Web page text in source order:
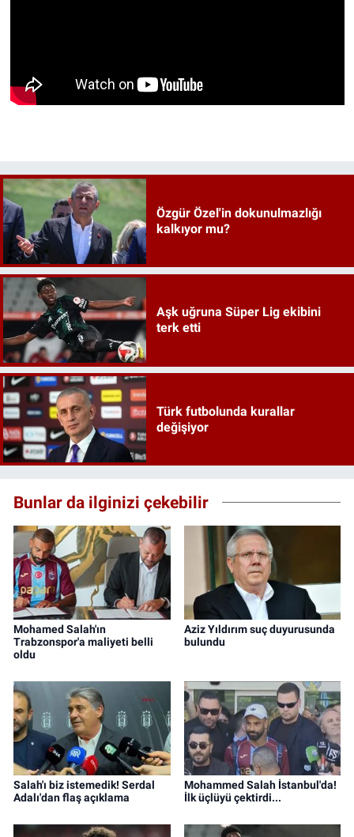
Özgür Özel'in dokunulmazlığı
kalkıyor mu?
Aşk uğruna Süper Lig ekibini
terk etti
Türk futbolunda kurallar
değişiyor
Bunlar da ilginizi çekebilir
Mohamed Salah'ın
Trabzonspor'a maliyeti belli
oldu
Aziz Yıldırım suç duyurusunda
bulundu
Salah'ı biz istemedik! Serdal
Adalı'dan flaş açıklama
Mohammed Salah İstanbul'da!
İlk üçlüyü çektirdi...